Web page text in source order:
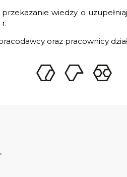
wiedzy o
oraz pracownicy